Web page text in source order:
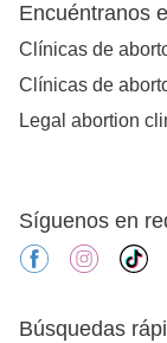
Encuéntranos
Clínicas de
Clínicas de
Legal abortion
Síguenos en
facebook
Búsquedas